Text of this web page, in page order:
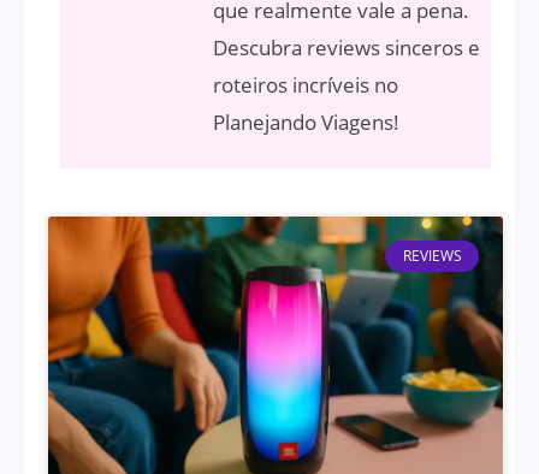
que realmente vale a pena.
Descubra reviews sinceros e
roteiros incríveis no
Planejando Viagens!
REVIEWS